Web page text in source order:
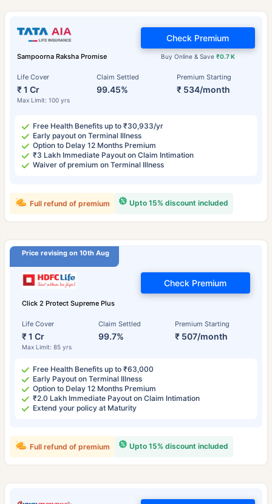
Sampoorna Raksha Promise
Life Cover
₹ 1 Cr
Max Limit: 100 yrs
Claim Settled
99.45%
Premium Starting
₹ 534/month
Buy Online & Save ₹0.7 K
Check Premium
Free Health Benefits up to ₹30,933/yr
Early payout on Terminal Illness
Option to Delay 12 Months Premium
₹3 Lakh Immediate Payout on Claim Intimation
Waiver of premium on Terminal Illness
Upto 15% discount included
Full refund of premium
Price revising on 10th Aug
Click 2 Protect Supreme Plus
Life Cover
₹ 1 Cr
Max Limit: 85 yrs
Claim Settled
99.7%
Premium Starting
₹ 507/month
Check Premium
Free Health Benefits up to ₹63,000
Early Payout on Terminal Illness
Option to Delay 12 Months Premium
₹2.0 Lakh Immediate Payout on Claim Intimation
Extend your policy at Maturity
Upto 15% discount included
Full refund of premium